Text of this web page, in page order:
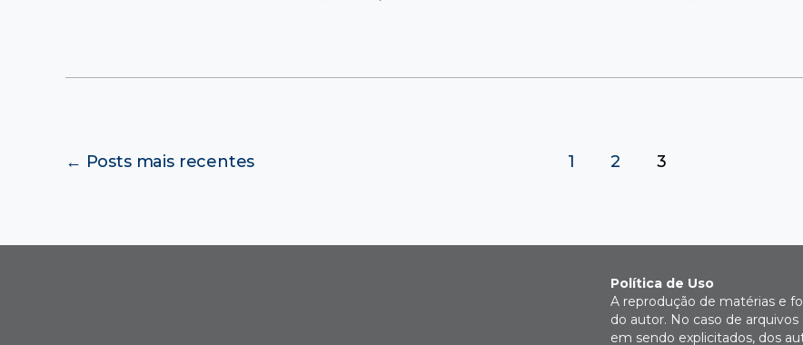
Paginação
← Postsmais recentes 1 2 3
Política de Uso
A reprodução de matérias e
do autor. No caso de
em sendo explicitados, dos